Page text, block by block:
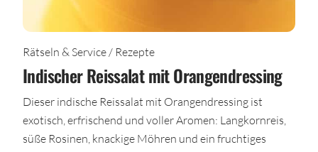
Rätseln & Service / Rezepte
Indischer Reissalat mit Orangendressing
Dieser indische Reissalat mit Orangendressing ist
exotisch, erfrischend und voller Aromen: Langkornreis,
süße Rosinen, knackige Möhren und ein fruchtiges